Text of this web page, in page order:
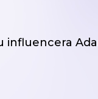
influencera